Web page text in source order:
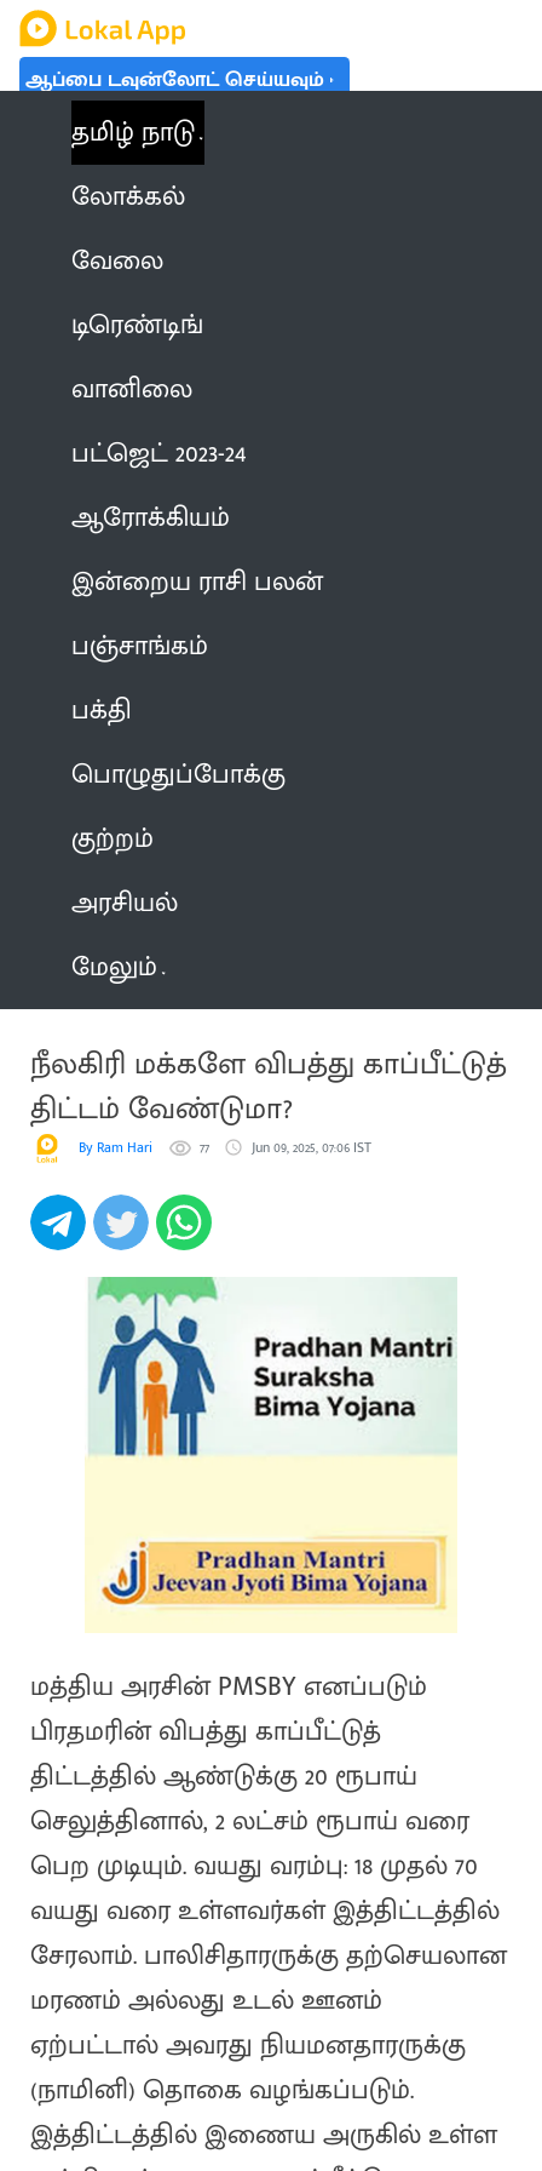
ஆப்பை டவுன்லோட் செய்யவும்
தமிழ் நாடு
லோக்கல்
வேலை
டிரெண்டிங்
வானிலை
பட்ஜெட் 2023-24
ஆரோக்கியம்
இன்றைய ராசி பலன்
பஞ்சாங்கம்
பக்தி
பொழுதுப்போக்கு
குற்றம்
அரசியல்
மேலும்
நீலகிரி மக்களே விபத்து காப்பீட்டுத்
திட்டம் வேண்டுமா?
By Ram Hari 77 Jun 09, 2025, 07:06 IST
மத்திய அரசின் PMSBY எனப்படும்
பிரதமரின் விபத்து காப்பீட்டுத்
திட்டத்தில் ஆண்டுக்கு 20 ரூபாய்
செலுத்தினால், 2 லட்சம் ரூபாய் வரை
பெற முடியும். வயது வரம்பு: 18 முதல் 70
வயது வரை உள்ளவர்கள் இத்திட்டத்தில்
சேரலாம். பாலிசிதாரருக்கு தற்செயலான
மரணம் அல்லது உடல் ஊனம்
ஏற்பட்டால் அவரது நியமனதாரருக்கு
(நாமினி) தொகை வழங்கப்படும்.
இத்திட்டத்தில் இணைய அருகில் உள்ள